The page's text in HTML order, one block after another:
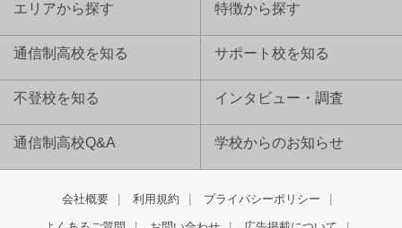
エリアから探す 特徴から探す
通信制高校を知る サポート校を知る
不登校を知る インタビュー・調査
通信制高校Q&A 学校からのお知らせ
会社概要 利用規約 プライバシーポリシー